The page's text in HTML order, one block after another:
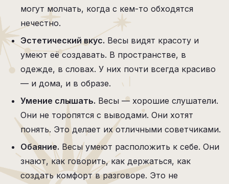
могут молчать, когда с кем-то обходятся
нечестно.
Эстетический вкус. Весы видят красоту и
умеют её создавать. В пространстве, в
одежде, в словах. У них почти всегда красиво
— и дома, и в образе.
Умение слышать. Весы — хорошие слушатели.
Они не торопятся с выводами. Они хотят
понять. Это делает их отличными советчиками.
Обаяние. Весы умеют расположить к себе. Они
знают, как говорить, как держаться, как
создать комфорт в разговоре. Это не